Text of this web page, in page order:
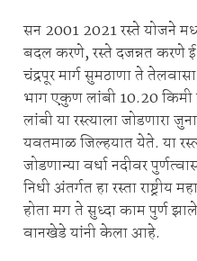
सन 2001 2021 रस्ते योजने
बदल करणे, रस्ते दजन्नत करणे
चंद्रपूर मार्ग सुमठाणा ते
भाग एकुण लांबी 10.20 किमी
लांबी या रस्त्याला जोडणारा
यवतमाळ जिल्हयात येते. या
जोडणान्या वर्धा नदीवर
निधी अंतर्गत हा रस्ता राष्ट्रीय
होता मग ते सुध्दा काम पुर्ण
वानखेडे यांनी केला आहे.